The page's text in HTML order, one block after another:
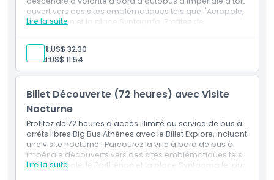
Emplacement
ouvert vers des sites emblématiques tels que l'Acropole,
le Parthénon et la place Syntagma. Profitez de
gratuit et de mises à jour en direct des itinéraires pour
une expérience touristique approfondie et fluide
d'Athènes.
Lire la suite
Adult:US$ 32.30
Child:US$ 11.54
Billet Découverte (72 heures) avec Visite
Nocturne
Profitez de 72 heures d'accès illimité au service de bus à
arrêts libres Big Bus Athènes avec le Billet Explore, incluant
une visite nocturne ! Parcourez la ville à bord de bus à
impériale découverts vers des sites emblématiques tels
que l'Acropole, le Parthénon et la place Syntagma le jour,
Lire la suite